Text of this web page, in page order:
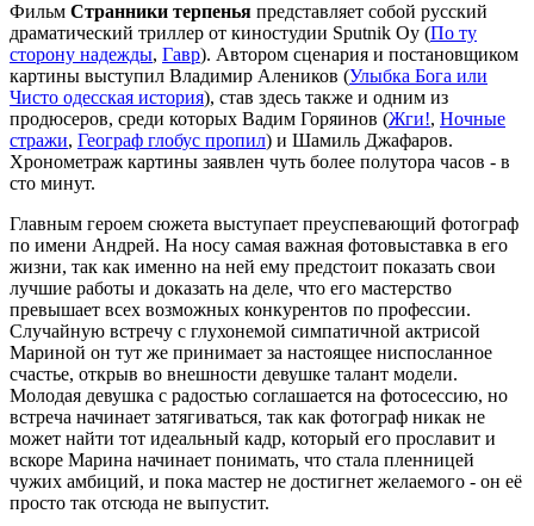
Фильм Странники терпенья представляет собой русский
драматический триллер от киностудии Sputnik Oy (По ту
сторону надежды, Гавр). Автором сценария и постановщиком
картины выступил Владимир Алеников (Улыбка Бога или
Чисто одесская история), став здесь также и одним из
продюсеров, среди которых Вадим Горяинов (Жги!, Ночные
стражи, Географ глобус пропил) и Шамиль Джафаров.
Хронометраж картины заявлен чуть более полутора часов - в
сто минут.
Главным героем сюжета выступает преуспевающий фотограф
по имени Андрей. На носу самая важная фотовыставка в его
жизни, так как именно на ней ему предстоит показать свои
лучшие работы и доказать на деле, что его мастерство
превышает всех возможных конкурентов по профессии.
Случайную встречу с глухонемой симпатичной актрисой
Мариной он тут же принимает за настоящее ниспосланное
счастье, открыв во внешности девушке талант модели.
Молодая девушка с радостью соглашается на фотосессию, но
встреча начинает затягиваться, так как фотограф никак не
может найти тот идеальный кадр, который его прославит и
вскоре Марина начинает понимать, что стала пленницей
чужих амбиций, и пока мастер не достигнет желаемого - он её
просто так отсюда не выпустит.